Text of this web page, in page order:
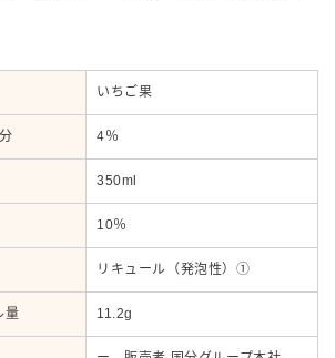
いちご果
4％
350ml
10％
リキュール（発泡性）①
量 11.2g